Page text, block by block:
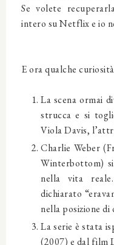
Se volete
intero su Netflix e io
E ora qualche
La scena ormai
strucca e si
Viola Davis,
Charlie Weber
Winterbottom)
nella vita
dichiarato
nella posizione di
La serie è stata
(2007) e dal film